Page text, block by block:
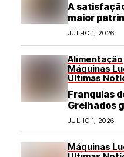
A
maior
franquia
JULHO 1, 2026
Alimentação
Máquinas
Últimas
Franquias
Grelhados
com
rápidas e
JULHO 1, 2026
Máquinas